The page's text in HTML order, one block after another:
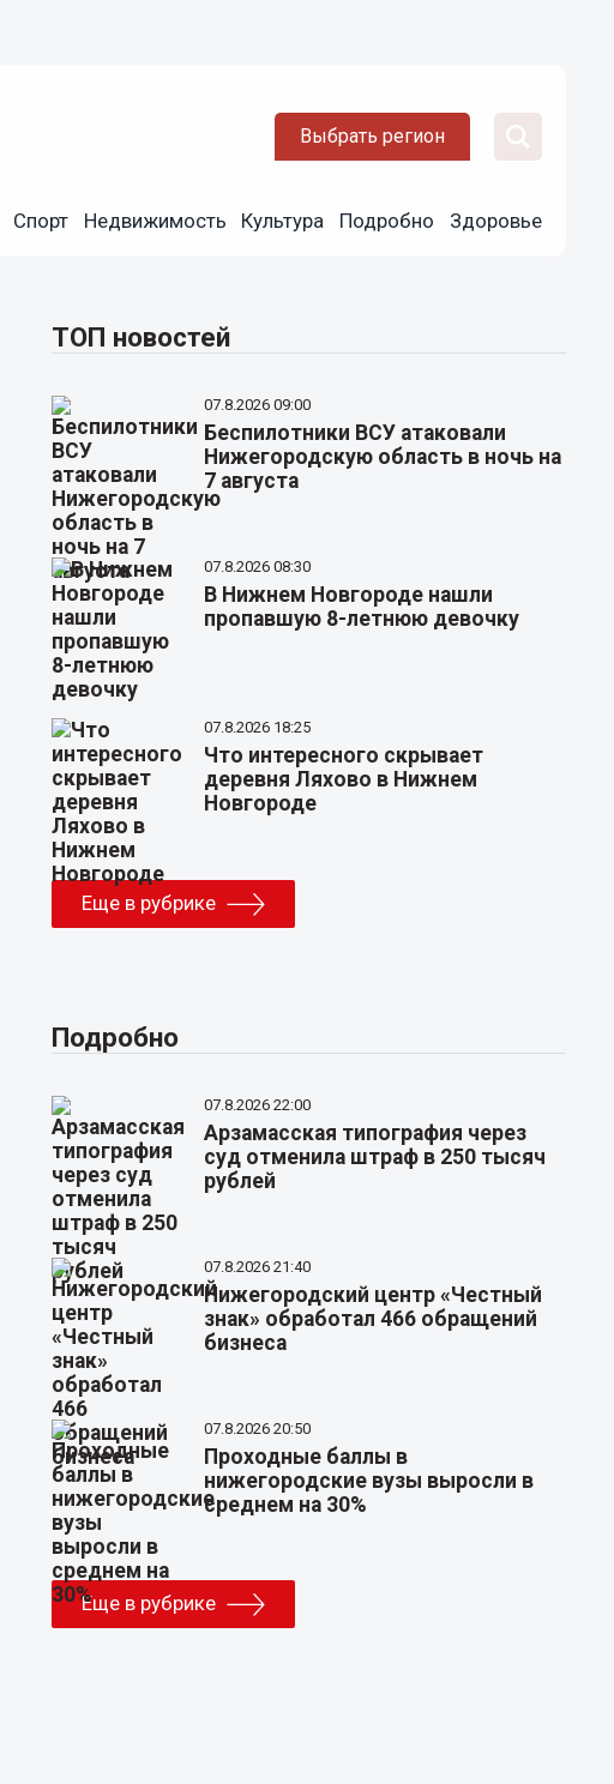
Выбрать регион
Спорт Недвижимость Культура Подробно Здоровье
ТОП новостей
07.8.2026 09:00
Беспилотники ВСУ атаковали
Нижегородскую область в ночь на
7 августа
07.8.2026 08:30
В Нижнем Новгороде нашли
пропавшую 8-летнюю девочку
07.8.2026 18:25
Что интересного скрывает
деревня Ляхово в Нижнем
Новгороде
Еще в рубрике
Подробно
07.8.2026 22:00
Арзамасская типография через
суд отменила штраф в 250 тысяч
рублей
07.8.2026 21:40
Нижегородский центр «Честный
знак» обработал 466 обращений
бизнеса
07.8.2026 20:50
Проходные баллы в
нижегородские вузы выросли в
среднем на 30%
Еще в рубрике